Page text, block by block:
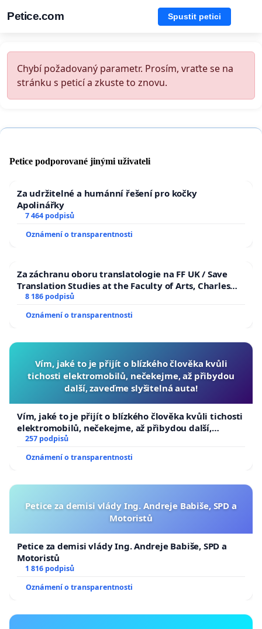
Petice.com Spustit petici
Chybí požadovaný parametr. Prosím, vraťte se na
stránku s peticí a zkuste to znovu.
Petice podporované jinými uživateli
Za udržitelné a humánní řešení pro kočky
Apolinářky
7 464 podpisů
Oznámení o transparentnosti
Za záchranu oboru translatologie na FF UK / Save
Translation Studies at the Faculty of Arts, Charles
University
8 186 podpisů
Oznámení o transparentnosti
Vím, jaké to je přijít o blízkého člověka kvůli
tichosti elektromobilů, nečekejme, až přibydou
další, zaveďme slyšitelná auta!
Vím, jaké to je přijít o blízkého člověka kvůli tichosti
elektromobilů, nečekejme, až přibydou další,
zaveďme slyšitelná auta!
257 podpisů
Oznámení o transparentnosti
Petice za demisi vlády Ing. Andreje Babiše, SPD a
Motoristů
Petice za demisi vlády Ing. Andreje Babiše, SPD a
Motoristů
1 816 podpisů
Oznámení o transparentnosti